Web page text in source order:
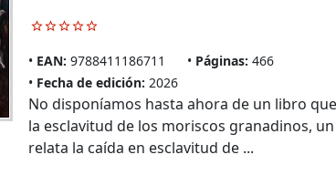
EAN: 9788411186711 Páginas: 466
Fecha de edición: 2026
No disponíamos hasta ahora de un libro
la esclavitud de los moriscos granadinos,
relata la caída en esclavitud de ...